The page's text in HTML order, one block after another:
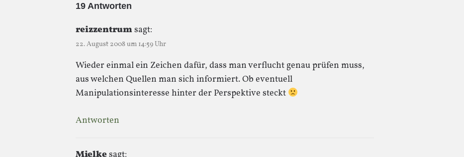
19 Antworten
reizzentrumsagt:
22. August 2008 um 14:59 Uhr
Wieder einmal ein Zeichen dafür, dass man verflucht genau prüfen muss,
aus welchen Quellen man sich informiert. Ob eventuell
Manipulationsinteresse hinter der Perspektive steckt
Antworten